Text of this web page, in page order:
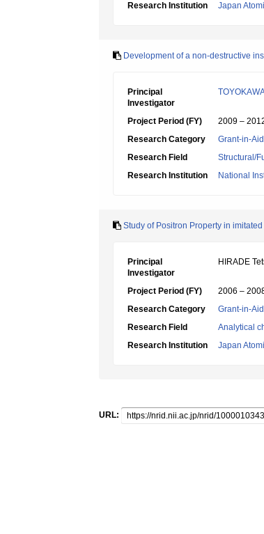
Research Institution
Japan
Development of a non-destructive
Principal
Investigator
Project Period (FY)
2009 –
Research Category
Grant-in-
Research Field
Structural/
Research Institution
National
Study of Positron Property in
Principal
Investigator
HIRADE
Project Period (FY)
2006 –
Research Category
Grant-in-
Research Field
Analytical
Research Institution
Japan
URL: